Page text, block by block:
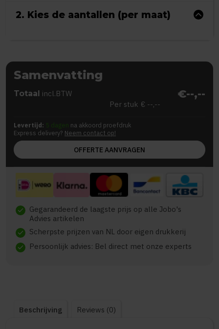
2. Kies de aantallen (per maat)
Samenvatting
Totaal incl.BTW €--,--
Per stuk € --,--
Levertijd: 5 dagen na akkoord proefdruk
Express delivery? Neem contact op!
OFFERTE AANVRAGEN
check Gegarandeerd de laagste prijs op alle Jobo's
Advies artikelen
check Scherpste prijzen van NL door eigen drukkerij
check Persoonlijk advies: Bel direct met onze experts
Beschrijving Reviews (0)